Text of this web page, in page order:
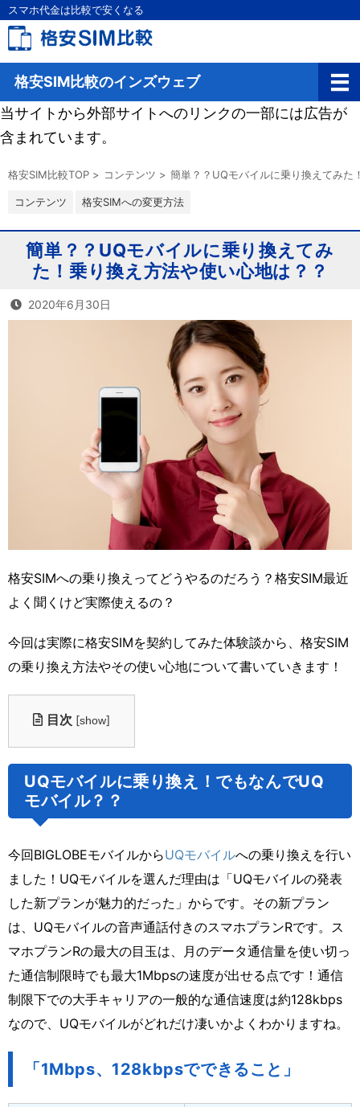
スマホ代金は比較で安くなる
格安SIM比較のインズウェブ
当サイトから外部サイトへのリンクの一部には広告が
含まれています。
格安SIM比較TOP > コンテンツ > 簡単？？UQモバイルに乗り換えてみた
コンテンツ 格安SIMへの変更方法
簡単？？UQモバイルに乗り換えてみ
た！乗り換え方法や使い心地は？？
2020年6月30日
格安SIMへの乗り換えってどうやるのだろう？格安SIM最近
よく聞くけど実際使えるの？
今回は実際に格安SIMを契約してみた体験談から、格安SIM
の乗り換え方法やその使い心地について書いていきます！
目次 [show]
UQモバイルに乗り換え！でもなんでUQ
モバイル？？
今回BIGLOBEモバイルからUQモバイルへの乗り換えを行い
ました！UQモバイルを選んだ理由は「UQモバイルの発表
した新プランが魅力的だった」からです。その新プラン
は、UQモバイルの音声通話付きのスマホプランRです。ス
マホプランRの最大の目玉は、月のデータ通信量を使い切っ
た通信制限時でも最大1Mbpsの速度が出せる点です！通信
制限下での大手キャリアの一般的な通信速度は約128kbps
なので、UQモバイルがどれだけ凄いかよくわかりますね。
「1Mbps、128kbpsでできること」